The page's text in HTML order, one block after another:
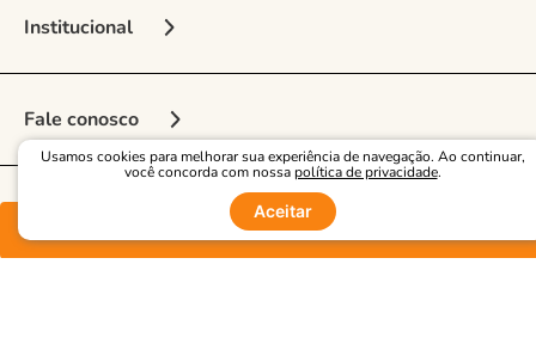
Usamos cookies para melhorar sua experiência de navegação. Ao continuar,
você concorda com nossa política de privacidade.
Aceitar
Comprar
Institucional
Sobre a Marca
Nossas Lojas
Seja Franqueado
Regulamento e Promoções
Fale conosco
Vendedora Online
Segurança